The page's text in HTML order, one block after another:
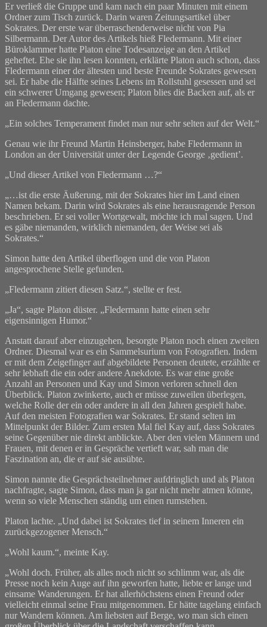
Er verließ die Gruppe und kam nach ein paar Minuten mit einem
Ordner zum Tisch zurück. Darin waren Zeitungsartikel über
Sokrates. Der erste war überraschenderweise nicht von Pia
Silbermann. Der Autor des Artikels hieß Fledermann. Mit einer
Büroklammer hatte Platon eine Todesanzeige an den Artikel
geheftet. Ehe sie ihn lesen konnten, erklärte Platon auch schon, dass
Fledermann einer der ältesten und beste Freunde Sokrates gewesen
sei. Er habe die Hälfte seines Lebens im Rollstuhl gesessen und sei
ein schwerer Umgang gewesen; Platon blies die Backen auf, als er
an Fledermann dachte.
„Ein solches Temperament findet man nur sehr selten auf der Welt.“
Genau wie ihr Freund Martin Heinsberger, habe Fledermann in
London an der Universität unter der Legende George ‚gedient’.
„Und dieser Artikel von Fledermann …?“
„…ist die erste Äußerung, mit der Sokrates hier im Land einen
Namen bekam. Darin wird Sokrates als eine herausragende Person
beschrieben. Er sei voller Wortgewalt, möchte ich mal sagen. Und
es gäbe niemanden, wirklich niemanden, der Weise sei als
Sokrates.“
Simon hatte den Artikel überflogen und die von Platon
angesprochene Stelle gefunden.
„Fledermann zitiert diesen Satz.“, stellte er fest.
„Ja“, sagte Platon düster. „Fledermann hatte einen sehr
eigensinnigen Humor.“
Anstatt darauf aber einzugehen, besorgte Platon noch einen zweiten
Ordner. Diesmal war es ein Sammelsurium von Fotografien. Indem
er mit dem Zeigefinger auf abgebildete Personen deutete, erzählte er
sehr lebhaft die ein oder andere Anekdote. Es war eine große
Anzahl an Personen und Kay und Simon verloren schnell den
Überblick. Platon zwinkerte, auch er müsse zuweilen überlegen,
welche Rolle der ein oder andere in all den Jahren gespielt habe.
Auf den meisten Fotografien war Sokrates. Er stand selten im
Mittelpunkt der Bilder. Zum ersten Mal fiel Kay auf, dass Sokrates
seine Gegenüber nie direkt anblickte. Aber den vielen Männern und
Frauen, mit denen er in Gespräche vertieft war, sah man die
Faszination an, die er auf sie ausübte.
Simon nannte die Gesprächsteilnehmer aufdringlich und als Platon
nachfragte, sagte Simon, dass man ja gar nicht mehr atmen könne,
wenn so viele Menschen ständig um einen rumstehen.
Platon lachte. „Und dabei ist Sokrates tief in seinem Inneren ein
zurückgezogener Mensch.“
„Wohl kaum.“, meinte Kay.
„Wohl doch. Früher, als alles noch nicht so schlimm war, als die
Presse noch kein Auge auf ihn geworfen hatte, liebte er lange und
einsame Wanderungen. Er hat allerhöchstens einen Freund oder
vielleicht einmal seine Frau mitgenommen. Er hätte tagelang einfach
nur Wandern können. Am liebsten auf Berge, wo man sich einen